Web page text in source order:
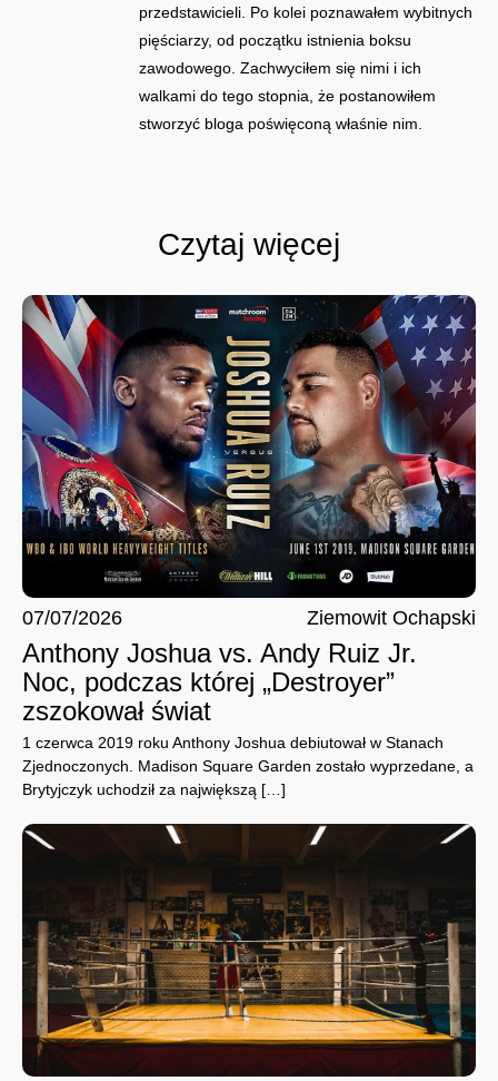
przedstawicieli. Po kolei poznawałem wybitnych
pięściarzy, od początku istnienia boksu
zawodowego. Zachwyciłem się nimi i ich
walkami do tego stopnia, że postanowiłem
stworzyć bloga poświęconą właśnie nim.
Czytaj więcej
07/07/2026 Ziemowit Ochapski
Anthony Joshua vs. Andy Ruiz Jr.
Noc, podczas której „Destroyer”
zszokował świat
1 czerwca 2019 roku Anthony Joshua debiutował w Stanach
Zjednoczonych. Madison Square Garden zostało wyprzedane, a
Brytyjczyk uchodził za największą […]